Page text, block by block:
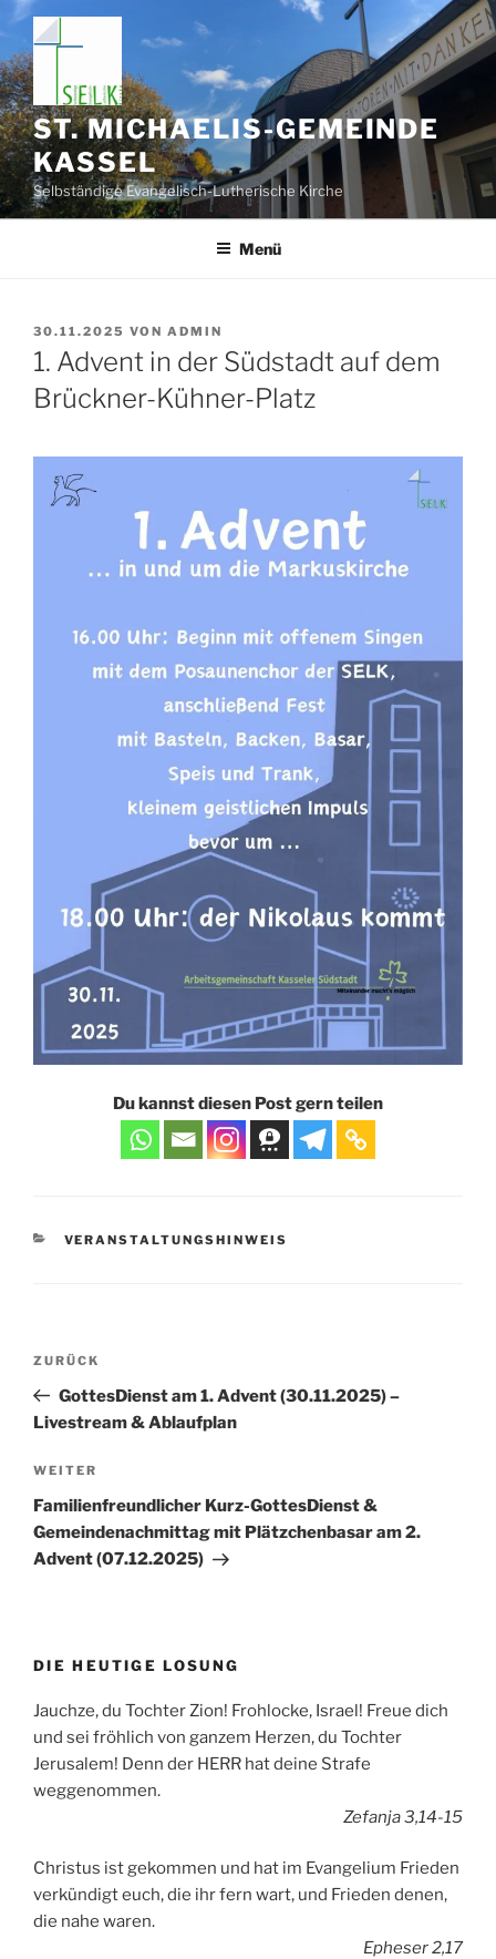
Zum
Inhalt
springen
ST. MICHAELIS-GEMEINDE
KASSEL
Selbständige Evangelisch-Lutherische Kirche
Menü
VERÖFFENTLICHT
AM
30.11.2025 VON ADMIN
1. Advent in der Südstadt auf dem
Brückner-Kühner-Platz
Du kannst diesen Post gern teilen
KATEGORIEN
VERANSTALTUNGSHINWEIS
Beitragsnavigation
Vorheriger
Beitrag
ZURÜCK
GottesDienst am 1. Advent (30.11.2025) –
Livestream & Ablaufplan
Nächster
Beitrag
WEITER
Familienfreundlicher Kurz-GottesDienst &
Gemeindenachmittag mit Plätzchenbasar am 2.
Advent (07.12.2025)
DIE HEUTIGE LOSUNG
Jauchze, du Tochter Zion! Frohlocke, Israel! Freue dich
und sei fröhlich von ganzem Herzen, du Tochter
Jerusalem! Denn der HERR hat deine Strafe
weggenommen.
Zefanja 3,14-15
Christus ist gekommen und hat im Evangelium Frieden
verkündigt euch, die ihr fern wart, und Frieden denen,
die nahe waren.
Epheser 2,17